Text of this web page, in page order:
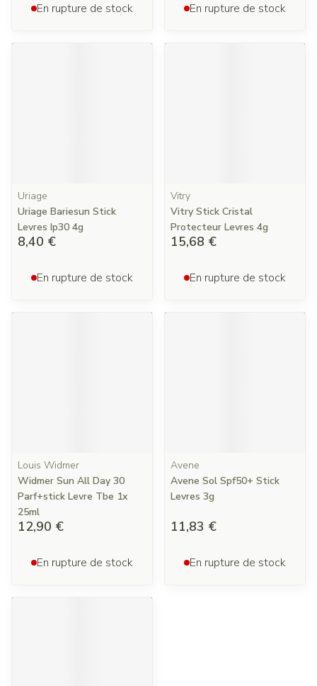
En rupture de stock En rupture de stock
Uriage
Uriage Bariesun Stick
Levres Ip30 4g
8,40 €
En rupture de stock
Vitry
Vitry Stick Cristal
Protecteur Levres 4g
15,68 €
En rupture de stock
Louis Widmer
Widmer Sun All Day 30
Parf+stick Levre Tbe 1x
25ml
12,90 €
En rupture de stock
Avene
Avene Sol Spf50+ Stick
Levres 3g
11,83 €
En rupture de stock